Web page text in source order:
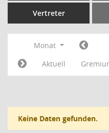
Vertreter
Monat
Aktuell
Keine Daten gefunden.